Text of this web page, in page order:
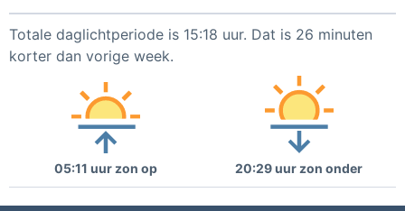
Totale daglichtperiode is 15:18 uur. Dat is 26 minuten
korter dan vorige week.
05:11 uur zon op 20:29 uur zon onder